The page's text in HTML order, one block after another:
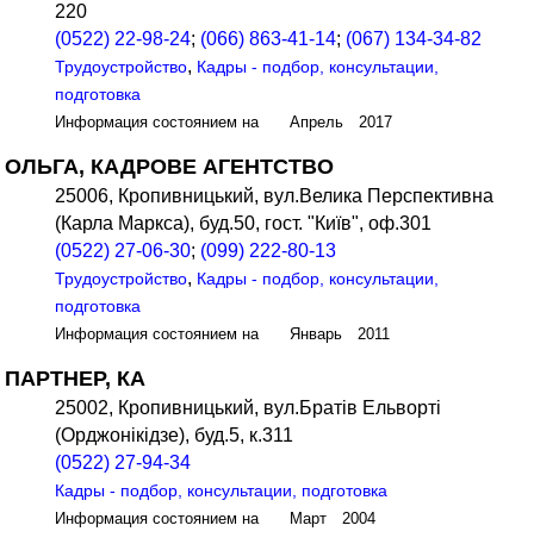
220
(0522) 22-98-24; (066) 863-41-14; (067) 134-34-82
Трудоустройство, Кадры - подбор, консультации,
подготовка
Информация состоянием на Апрель 2017
ОЛЬГА, КАДРОВЕ АГЕНТСТВО
25006, Кропивницький, вул.Велика Перспективна
(Карла Маркса), буд.50, гост. "Київ", оф.301
(0522) 27-06-30; (099) 222-80-13
Трудоустройство, Кадры - подбор, консультации,
подготовка
Информация состоянием на Январь 2011
ПАРТНЕР, КА
25002, Кропивницький, вул.Братів Ельворті
(Орджонікідзе), буд.5, к.311
(0522) 27-94-34
Кадры - подбор, консультации, подготовка
Информация состоянием на Март 2004